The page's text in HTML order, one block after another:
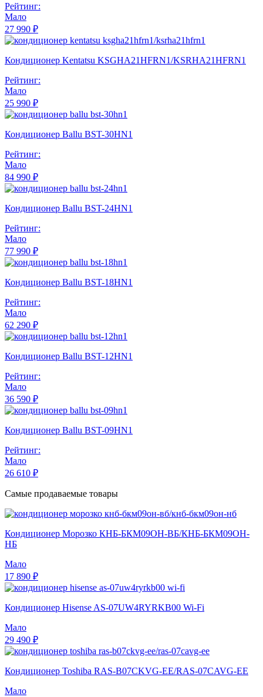
Рейтинг:
Мало
27 990 ₽
Кондиционер Kentatsu KSGHA21HFRN1/KSRHA21HFRN1
Рейтинг:
Мало
25 990 ₽
Кондиционер Ballu BST-30HN1
Рейтинг:
Мало
84 990 ₽
Кондиционер Ballu BST-24HN1
Рейтинг:
Мало
77 990 ₽
Кондиционер Ballu BST-18HN1
Рейтинг:
Мало
62 290 ₽
Кондиционер Ballu BST-12HN1
Рейтинг:
Мало
36 590 ₽
Кондиционер Ballu BST-09HN1
Рейтинг:
Мало
26 610 ₽
Самые продаваемые товары
Кондиционер Морозко КНБ-БКМ09ОН-ВБ/КНБ-БКМ09ОН-
НБ
Мало
17 890 ₽
Кондиционер Hisense AS-07UW4RYRKB00 Wi-Fi
Мало
29 490 ₽
Кондиционер Toshiba RAS-B07CKVG-EE/RAS-07CAVG-EE
Мало